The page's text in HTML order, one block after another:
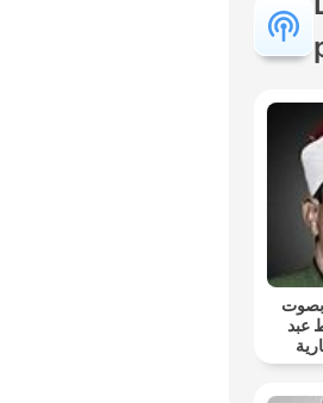
بصوت
عبد